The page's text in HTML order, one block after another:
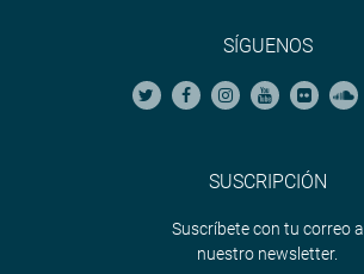
SÍGUENOS
SUSCRIPCIÓN
Suscríbete con tu correo a
nuestro newsletter.